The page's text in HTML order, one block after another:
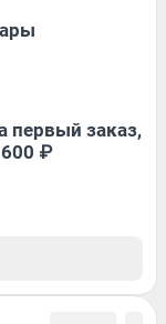
первый заказ,
₽